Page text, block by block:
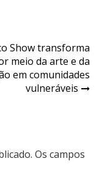
Show transforma
meio da arte e da
em comunidades
vulneráveis
Os campos